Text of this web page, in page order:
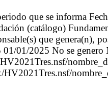
que se informa
(catálogo)
que genera(n),
01/2025 No se genero